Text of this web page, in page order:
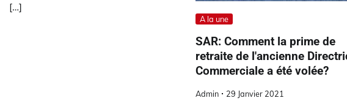
[…]
A la une
SAR: Comment la prime de
retraite de l'ancienne
Commerciale a été volée?
Admin 29 Janvier 2021